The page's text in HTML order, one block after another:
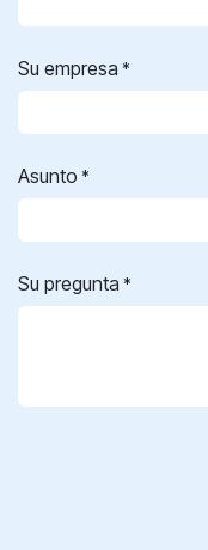
Su empresa *
Asunto *
Su pregunta *